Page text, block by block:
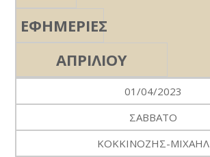
ΕΦΗΜΕΡΙΕΣ
ΑΠΡΙΛΙΟΥ
01/04/2023
ΣΑΒΒΑΤΟ
ΚΟΚΚΙΝΟΖΗΣ-ΜΙΧΑΗΛ